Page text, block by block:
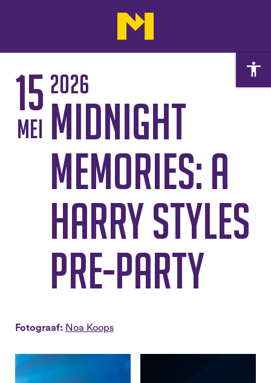
15
mei
2026
Midnight
Memories: A
Harry Styles
Pre-Party
Fotograaf: Noa Koops